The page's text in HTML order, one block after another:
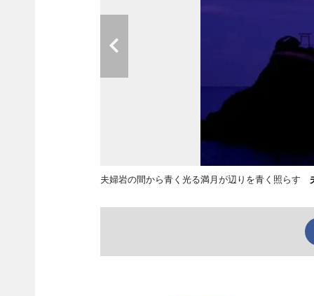
夫婦岩の間から青く光る満月が辺りを青く照らす